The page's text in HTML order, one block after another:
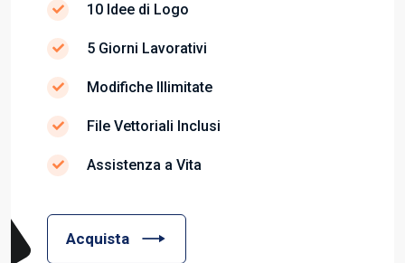
10 Idee di Logo
5 Giorni Lavorativi
Modifiche Illimitate
File Vettoriali Inclusi
Assistenza a Vita
Acquista